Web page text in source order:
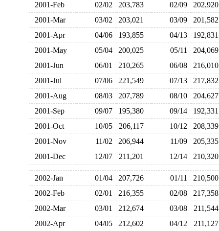
2001-Feb
02/02 203,783 02/09
2001-Mar
03/02 203,021 03/09
2001-Apr
04/06 193,855 04/13
2001-May
05/04 200,025 05/11
2001-Jun
06/01 210,265 06/08
2001-Jul
07/06 221,549 07/13
2001-Aug
08/03 207,789 08/10
2001-Sep
09/07 195,380 09/14
2001-Oct
10/05 206,117 10/12
2001-Nov
11/02 206,944 11/09
2001-Dec
12/07 211,201 12/14
2002-Jan 01/04 207,726 01/11
2002-Feb
02/01 216,355 02/08
2002-Mar
03/01 212,674 03/08
2002-Apr
04/05 212,602 04/12